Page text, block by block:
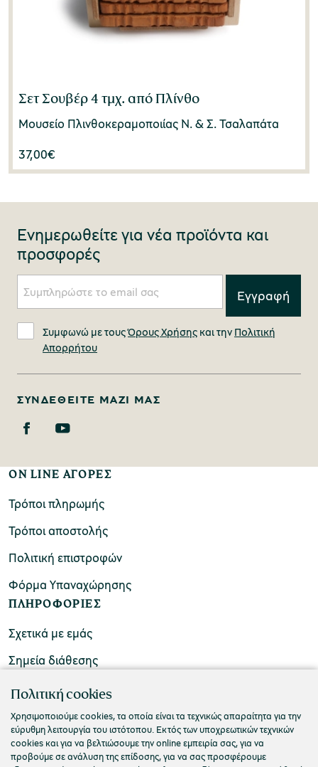
Σετ Σουβέρ 4 τμχ. από Πλίνθο
Μουσείο Πλινθοκεραμοποιίας N. & Σ. Τσαλαπάτα
37,00€
Ενημερωθείτε για νέα προϊόντα και
προσφορές
Συμφωνώ με τουςΌρους Χρήσης και την Πολιτική
Απορρήτου
ΣΥΝΔΕΘΕΊΤΕ ΜΑΖΊ ΜΑΣ
ON LINE ΑΓΟΡΕΣ
Τρόποι πληρωμής
Τρόποι αποστολής
Πολιτική επιστροφών
Φόρμα Υπαναχώρησης
ΠΛΗΡΟΦΟΡΙΕΣ
Σχετικά με εμάς
Σημεία διάθεσης
Συχνές ερωτήσεις
Επικοινωνήστε μαζί μας
Πολιτική cookies
Χρησιμοποιούμε cookies, τα οποία είναι τα τεχνικώς απαραίτητα για την
εύρυθμη λειτουργία του ιστότοπου. Εκτός των υποχρεωτικών τεχνικών
cookies και για να βελτιώσουμε την online εμπειρία σας, για να
προβούμε σε ανάλυση της επίδοσης, για να σας προσφέρουμε